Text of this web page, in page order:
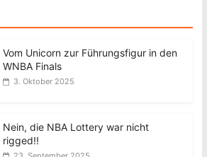
Vom Unicorn zur Führungsfigur in den
WNBA Finals
3. Oktober 2025
Nein, die NBA Lottery war nicht
rigged!!